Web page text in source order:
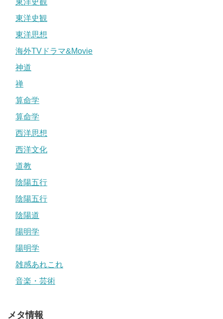
東洋史観
東洋思想
海外TVドラマ&Movie
神道
禅
算命学
算命学
西洋思想
西洋文化
道教
陰陽五行
陰陽五行
陰陽道
陽明学
陽明学
雑感あれこれ
音楽・芸術
メタ情報